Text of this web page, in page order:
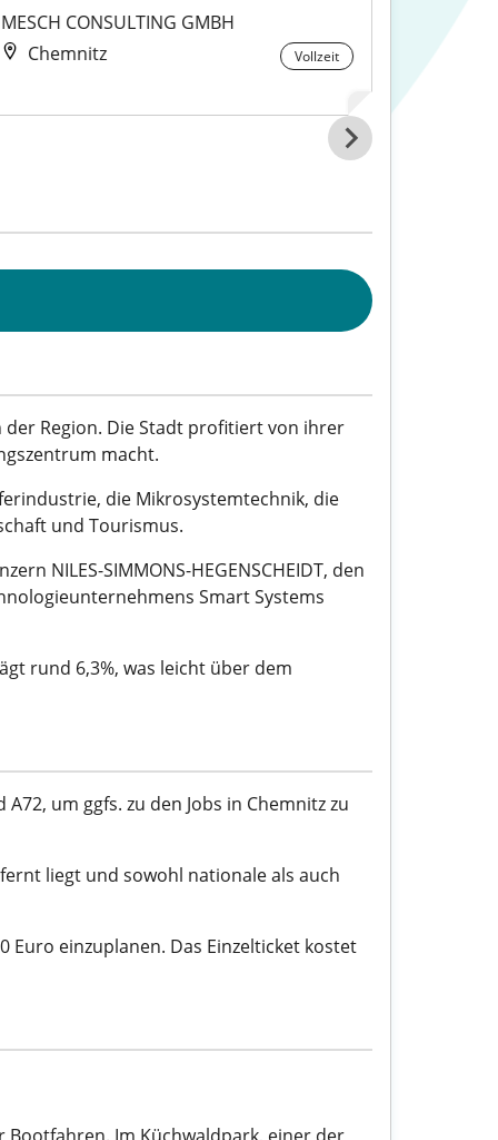
MESCH CONSULTING GMBH
Chemnitz
Vollzeit
DMK
Region. Die Stadt profitiert von ihrer
macht.
die Mikrosystemtechnik, die
und Tourismus.
NILES-SIMMONS-HEGENSCHEIDT, den
Smart Systems
rund 6,3%, was leicht über dem
um ggfs. zu den Jobs in Chemnitz zu
liegt und sowohl nationale als auch
Euro einzuplanen. Das Einzelticket kostet